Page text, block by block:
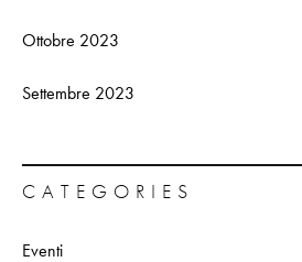
Ottobre 2023
Settembre 2023
CATEGORIES
Eventi